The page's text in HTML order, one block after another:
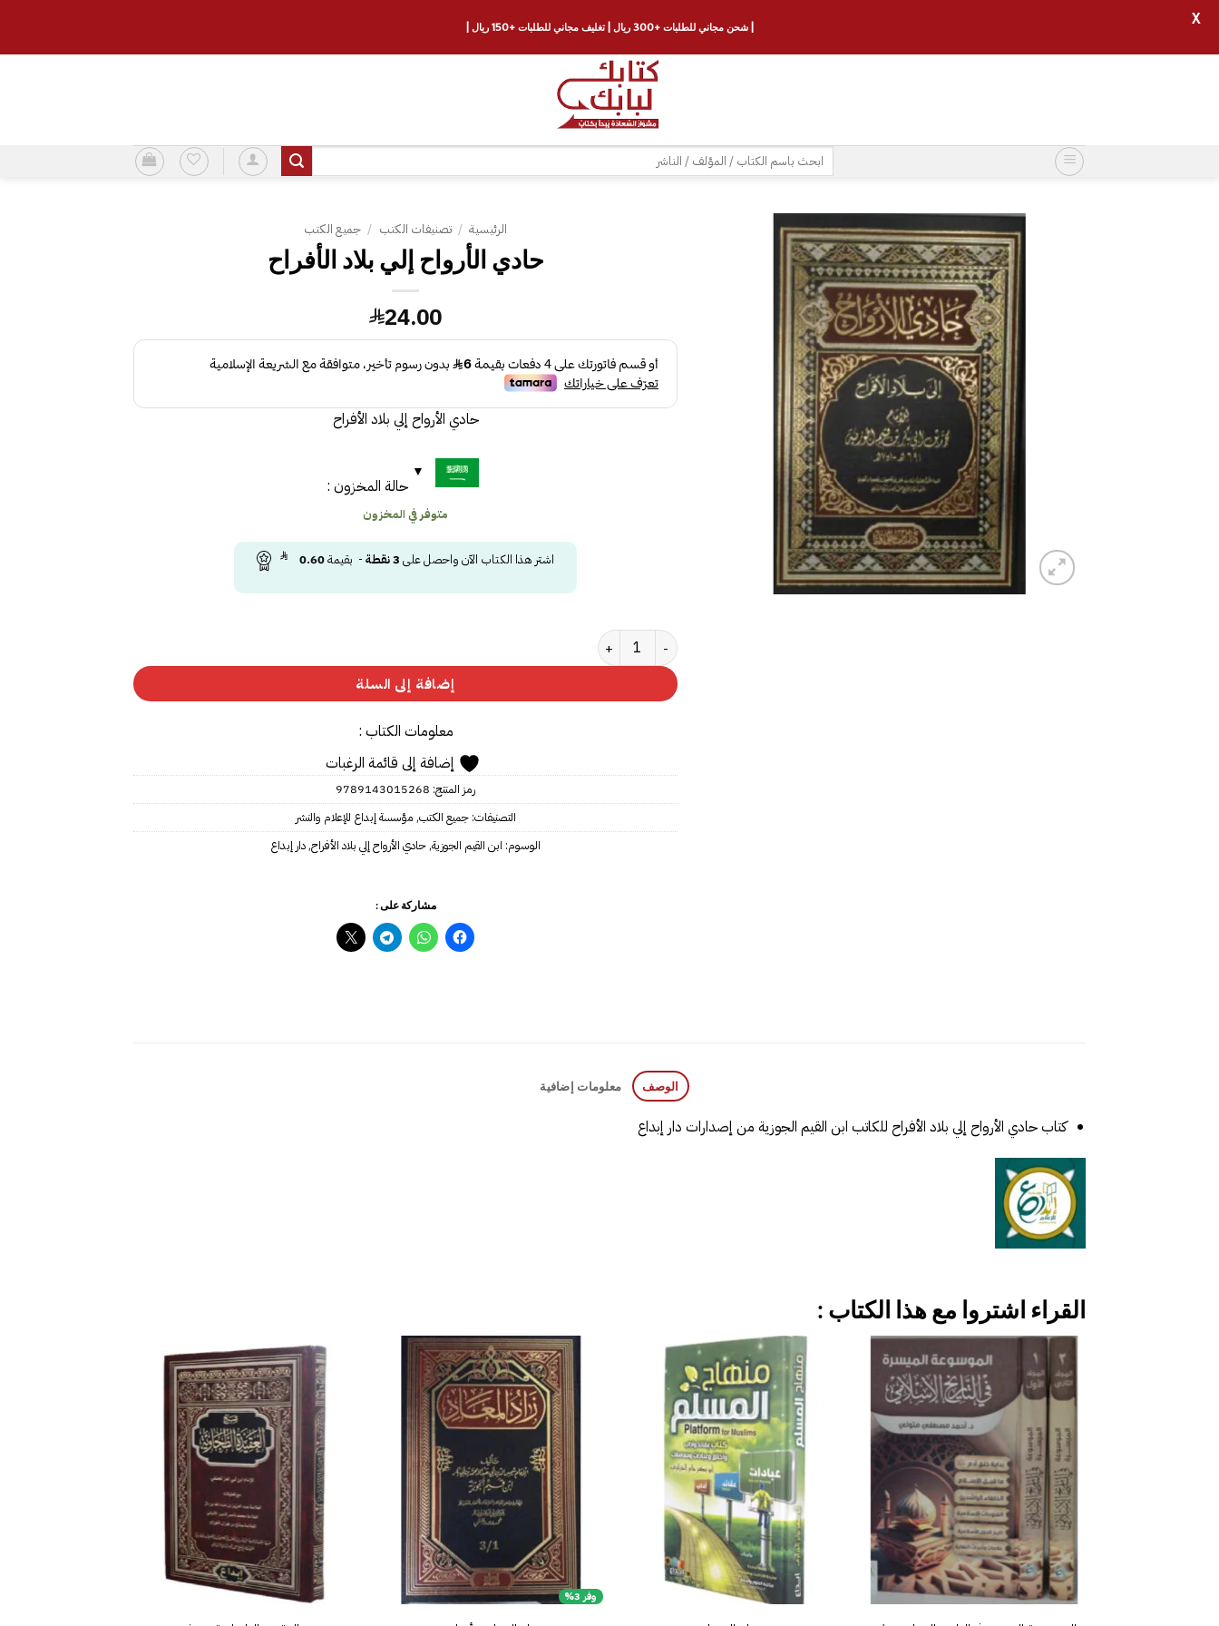
البحث
عن:
الرئيسية / تصنيفات الكتب / جميع الكتب
حادي الأرواح إلي بلاد الأفراح
24.00
حادي الأرواح إلي بلاد الأفراح
حالة المخزون :
متوفر في المخزون
اشتر هذا الكتاب الآن واحصل على 3نقطة- بقيمة0.60
كمية حادي الأرواح إلي بلاد الأفراح
إضافة إلى السلة
معلومات الكتاب :
إضافة إلى قائمة الرغبات
رمز المنتج: 9789143015268
التصنيفات:جميع الكتب, مؤسسة إبداع للإعلام والنشر
الوسوم: ابن القيم الجوزية,حادي الأرواح إلي بلاد الأفراح,دار إبداع
مشاركة على :
الوصف معلومات إضافية
كتاب حادي الأرواح إلي بلاد الأفراح للكاتب ابن القيم الجوزية من إصدارات دار إبداع
القراء اشتروا مع هذا الكتاب :
إضافة
إلى
قائمة
الرغبات
وفر 3%
| شحن مجاني للطلبات +300 ريال | تغليف مجاني للطلبات +150 ريال | X